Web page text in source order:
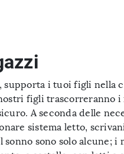
i tuoi figli nella
figli
A seconda delle
sistema letto,
sono solo alcune;